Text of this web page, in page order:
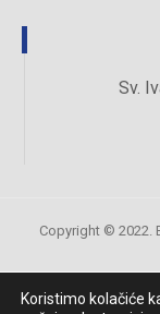
Sv.
Copyright © 2022.
Koristimo kolačiće